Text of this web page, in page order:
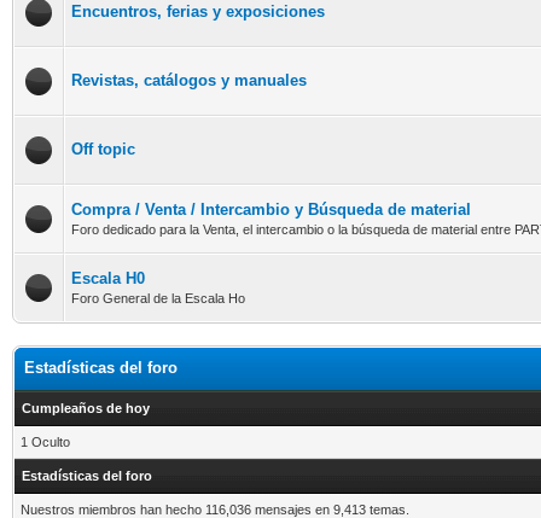
Encuentros, ferias y exposiciones
Revistas, catálogos y manuales
Off topic
Compra / Venta / Intercambio y Búsqueda de material
Foro dedicado para la Venta, el intercambio o la búsqueda de material entre
Escala H0
Foro General de la Escala Ho
Estadísticas del foro
Cumpleaños de hoy
1 Oculto
Estadísticas del foro
Nuestros miembros han hecho 116,036 mensajes en 9,413 temas.